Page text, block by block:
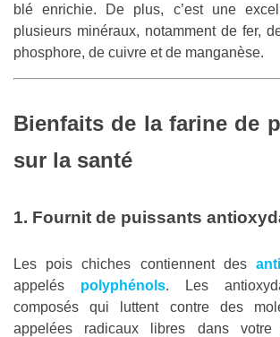
blé enrichie. De plus, c’est une
plusieurs minéraux, notamment de fer,
phosphore, de cuivre et de manganèse.
Bienfaits de la farine de
sur la santé
1. Fournit de puissants
Les pois chiches contiennent des
appelés polyphénols. Les
composés qui luttent contre des
appelées radicaux libres dans votre